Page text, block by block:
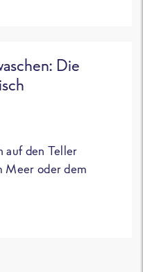
Die
auf den Teller
Meer oder dem